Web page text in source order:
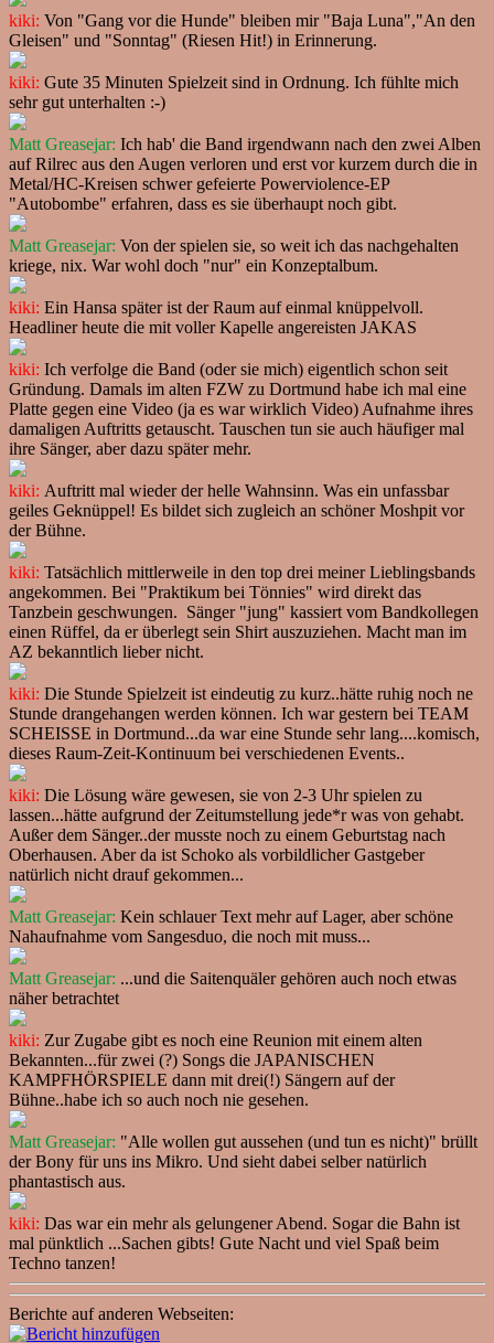
kiki: Von "Gang vor die Hunde" bleiben mir "Baja Luna","An den
Gleisen" und "Sonntag" (Riesen Hit!) in Erinnerung.
kiki: Gute 35 Minuten Spielzeit sind in Ordnung. Ich fühlte mich
sehr gut unterhalten :-)
Matt Greasejar: Ich hab' die Band irgendwann nach den zwei Alben
auf Rilrec aus den Augen verloren und erst vor kurzem durch die in
Metal/HC-Kreisen schwer gefeierte Powerviolence-EP
"Autobombe" erfahren, dass es sie überhaupt noch gibt.
Matt Greasejar: Von der spielen sie, so weit ich das nachgehalten
kriege, nix. War wohl doch "nur" ein Konzeptalbum.
kiki: Ein Hansa später ist der Raum auf einmal knüppelvoll.
Headliner heute die mit voller Kapelle angereisten JAKAS
kiki: Ich verfolge die Band (oder sie mich) eigentlich schon seit
Gründung. Damals im alten FZW zu Dortmund habe ich mal eine
Platte gegen eine Video (ja es war wirklich Video) Aufnahme ihres
damaligen Auftritts getauscht. Tauschen tun sie auch häufiger mal
ihre Sänger, aber dazu später mehr.
kiki: Auftritt mal wieder der helle Wahnsinn. Was ein unfassbar
geiles Geknüppel! Es bildet sich zugleich an schöner Moshpit vor
der Bühne.
kiki: Tatsächlich mittlerweile in den top drei meiner Lieblingsbands
angekommen. Bei "Praktikum bei Tönnies" wird direkt das
Tanzbein geschwungen. Sänger "jung" kassiert vom Bandkollegen
einen Rüffel, da er überlegt sein Shirt auszuziehen. Macht man im
AZ bekanntlich lieber nicht.
kiki: Die Stunde Spielzeit ist eindeutig zu kurz..hätte ruhig noch ne
Stunde drangehangen werden können. Ich war gestern bei TEAM
SCHEISSE in Dortmund...da war eine Stunde sehr lang....komisch,
dieses Raum-Zeit-Kontinuum bei verschiedenen Events..
kiki: Die Lösung wäre gewesen, sie von 2-3 Uhr spielen zu
lassen...hätte aufgrund der Zeitumstellung jede*r was von gehabt.
Außer dem Sänger..der musste noch zu einem Geburtstag nach
Oberhausen. Aber da ist Schoko als vorbildlicher Gastgeber
natürlich nicht drauf gekommen...
Matt Greasejar: Kein schlauer Text mehr auf Lager, aber schöne
Nahaufnahme vom Sangesduo, die noch mit muss...
Matt Greasejar: ...und die Saitenquäler gehören auch noch etwas
näher betrachtet
kiki: Zur Zugabe gibt es noch eine Reunion mit einem alten
Bekannten...für zwei (?) Songs die JAPANISCHEN
KAMPFHÖRSPIELE dann mit drei(!) Sängern auf der
Bühne..habe ich so auch noch nie gesehen.
Matt Greasejar: "Alle wollen gut aussehen (und tun es nicht)" brüllt
der Bony für uns ins Mikro. Und sieht dabei selber natürlich
phantastisch aus.
kiki: Das war ein mehr als gelungener Abend. Sogar die Bahn ist
mal pünktlich ...Sachen gibts! Gute Nacht und viel Spaß beim
Techno tanzen!
Berichte auf anderen Webseiten: